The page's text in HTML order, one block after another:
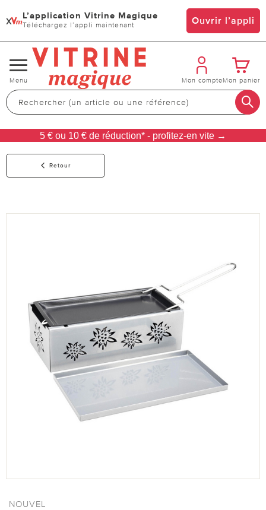
x L’application Vitrine Magique
Téléchargez l’appli maintenant Ouvrir l’appli
Changer
de
navigation
Menu Mon compteMon panier
5 € ou 10 € de réduction* - profitez-en vite →
Retour
NOUVEL